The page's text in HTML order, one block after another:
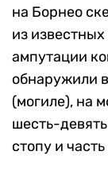
на Борнео
из
ампутации
обнаружили
(могиле), на
шесть-
стопу и